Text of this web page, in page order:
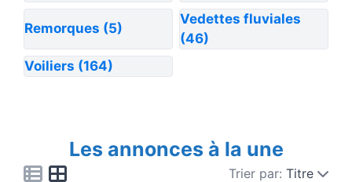
Remorques (5)
Vedettes fluviales
(46)
Voiliers (164)
Les annonces à la une
Trier par: Titre